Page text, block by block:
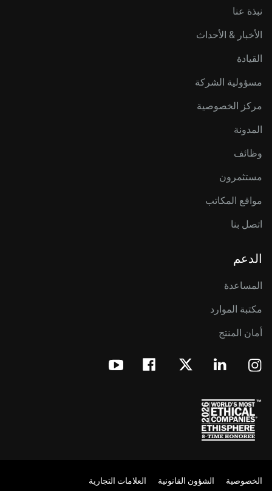
نبذة عنا
الأخبار & الأحداث
القيادة
مسؤولية الشركة
مركز الخصوصية
المدونة
وظائف
مستثمرون
مواقع المكاتب
اتصل بنا
الدعم
المساعدة
مكتبة الموارد
أمان المنتج
الخصوصية الشؤون القانونية العلامات التجارية